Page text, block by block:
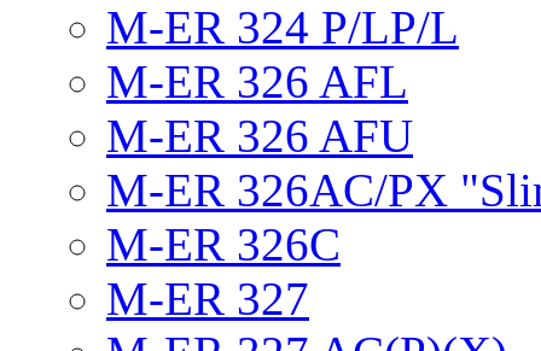
M-ER 324 P/LP/L
M-ER 326 AFL
M-ER 326 AFU
M-ER 326AC/PX
M-ER 326C
M-ER 327